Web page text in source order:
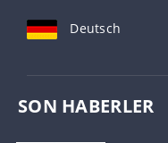
Deutsch
SON HABERLER